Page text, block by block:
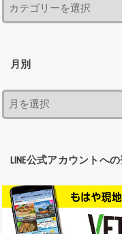
月別
LINE公式アカウントへ